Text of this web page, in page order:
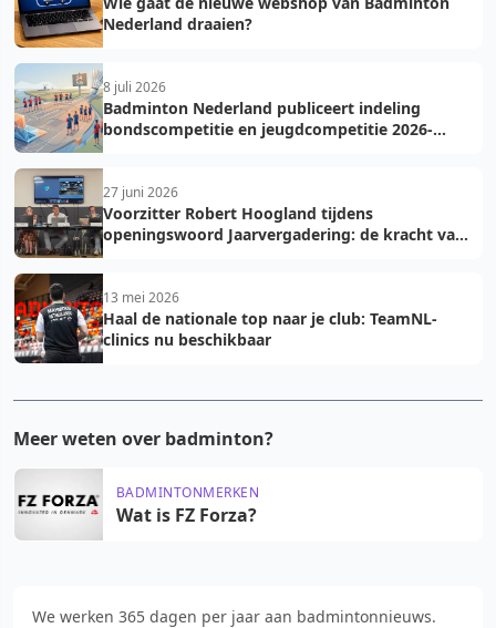
Nederland draaien?
8 juli 2026
Badminton Nederland publiceert indeling
bondscompetitie en jeugdcompetitie 2026-
27 juni 2026
Voorzitter Robert Hoogland tijdens
openingswoord Jaarvergadering: de kracht van
13 mei 2026
Haal de nationale top naar je club: TeamNL-
clinics nu beschikbaar
Meer weten over badminton?
BADMINTONMERKEN
Wat is FZ Forza?
We werken 365 dagen per jaar aan badmintonnieuws.